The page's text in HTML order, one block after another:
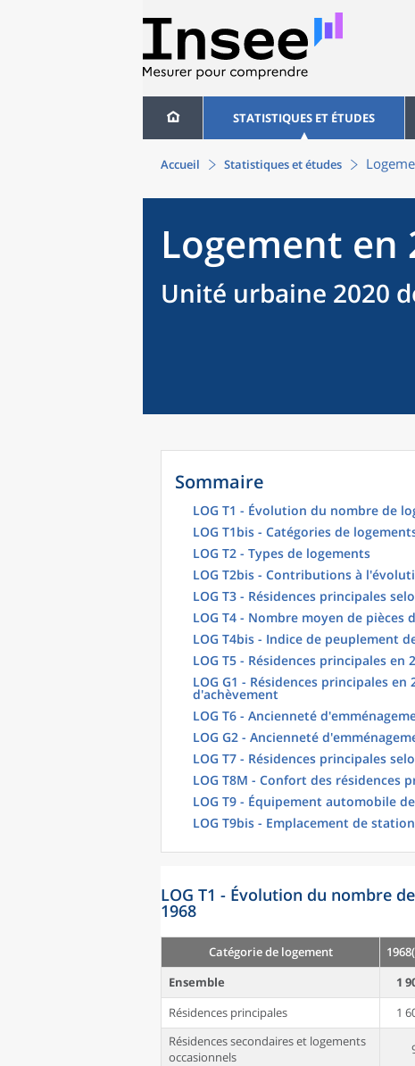
STATISTIQUES ET ÉTUDES
Accueil Statistiques et études
Logement en
Unité urbaine 2020
Sommaire
LOG T1 - Évolution du nombre de
LOG T1bis - Catégories de
LOG T2 - Types de logements
LOG T2bis - Contributions à
LOG T3 - Résidences principales
LOG T4 - Nombre moyen de pièces
LOG T4bis - Indice de peuplement
LOG T5 - Résidences principales
LOG G1 - Résidences principales
d'achèvement
LOG T6 - Ancienneté
LOG G2 - Ancienneté
LOG T7 - Résidences principales
LOG T8M - Confort des résidences
LOG T9 - Équipement automobile
LOG T9bis - Emplacement de
LOG T1 - Évolution du nombre
1968
Catégorie de logement
Ensemble
1
Résidences principales
1
Résidences secondaires et logements
occasionnels